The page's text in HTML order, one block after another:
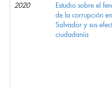
2020
Estudio sobre el
de la corrupción en
Salvador y sus
ciudadanía